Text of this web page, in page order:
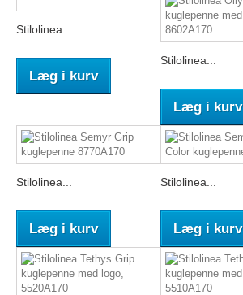
Stilolinea...
Læg i kurv
Stilolinea...
Læg i kurv
Stilolinea...
Læg i kurv
Stilolinea...
Læg i kurv